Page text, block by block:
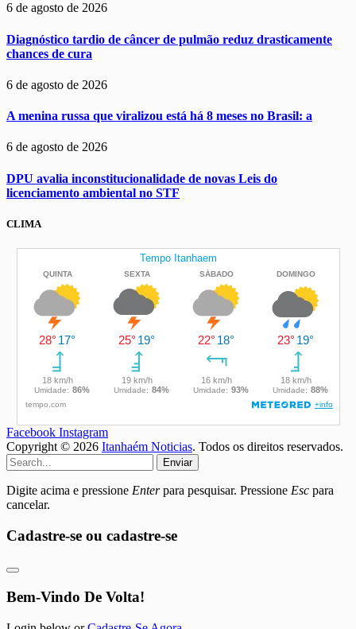
6 de agosto de 2026
Diagnóstico tardio de câncer de pulmão reduz drasticamente
chances de cura
6 de agosto de 2026
A menina russa que viralizou está há 8 meses no Brasil: a
6 de agosto de 2026
DPU avalia inconstitucionalidade de novas Leis do
licenciamento ambiental no STF
CLIMA
Facebook Instagram
Copyright © 2026 Itanhaém Noticias. Todos os direitos reservados.
Enviar
Digite acima e pressione Enterpara pesquisar. Pressione Esc para
cancelar.
Cadastre-se ou cadastre-se
Bem-Vindo De Volta!